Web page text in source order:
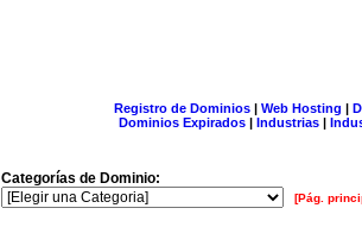
Registro de Dominios| Web Hosting |
Dominios Expirados | Industrias |
Categorías de Dominio:
[Pág.